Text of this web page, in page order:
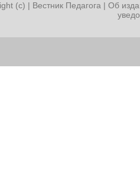
(c) | Вестник Педагога | Об